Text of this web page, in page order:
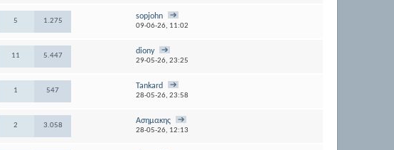
5 1.275
sopjohn
09-06-26, 11:02
11 5.447
diony
29-05-26, 23:25
1 547
Tankard
28-05-26, 23:58
2 3.058
Ασημακης
28-05-26, 12:13